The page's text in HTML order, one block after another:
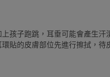
孩子跑跳，耳垂可能會產生汗
貼的皮膚部位先進行擦拭，待